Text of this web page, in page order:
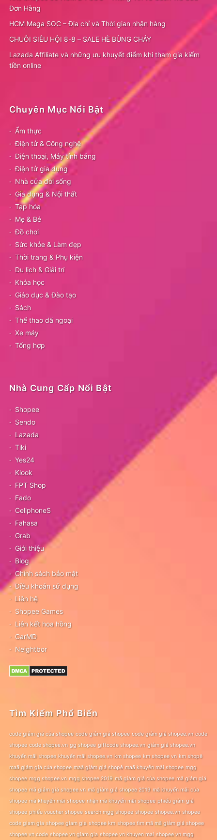
Đơn Hàng
HCM Mega SOC – Địa chỉ và Thời gian nhận hàng
CHUỖI SIÊU HỘI 8-8 – SALE HÈ BÙNG CHÁY
Lazada Affiliate và những ưu khuyết điểm khi tham gia kiếm
tiền online
Chuyên Mục Nổi Bật
Ẩm thực
Điện tử & Công nghệ
Điện thoại, Máy tính bảng
Điện tử gia dụng
Nhà cửa đời sống
Gia dụng & Nội thất
Tạp hóa
Mẹ & Bé
Đồ chơi
Sức khỏe & Làm đẹp
Thời trang & Phụ kiện
Du lịch & Giải trí
Khóa học
Giáo dục & Đào tạo
Sách
Thể thao dã ngoại
Xe máy
Tổng hợp
Nhà Cung Cấp Nổi Bật
Shopee
Sendo
Lazada
Tiki
Yes24
Klook
FPT Shop
Fado
CellphoneS
Fahasa
Grab
Giới thiệu
Blog
Chính sách bảo mật
Điều khoản sử dụng
Liên hệ
Shopee Games
Liên kết hoa hồng
CarMD
Neightbor
Tìm Kiếm Phổ Biến
code giảm giá của shopee code giảm giá shopee code giảm giá shopee.vn code
shopee code shopee.vn gg shopee giftcode shopee.vn giảm giá shopee.vn
khuyến mãi shopee khuyến mãi shopee.vn km shopee km shopee vn km shopê
maã giảm giá của shopee maã giảm giá shopê maã khuyến mãi shopee mgg
shopee mgg shopee.vn mgg shopee 2019 mã giảm giá của shopee mã giảm giá
shopee mã giảm giá shopee.vn mã giảm giá shopee 2019 mã khuyến mãi của
shopee mã khuyến mãi shopee nhận mã khuyến mãi shopee phiếu giảm giá
shopee phiếu voucher shopee search mgg shopee shopee shopee.vn shopee
code giam gia shopee giam gia shopee km shopee tìm mã mã giảm giá shopee
shopee vn code shopee vn giam gia shopee vn khuyen mai shopee vn mgg